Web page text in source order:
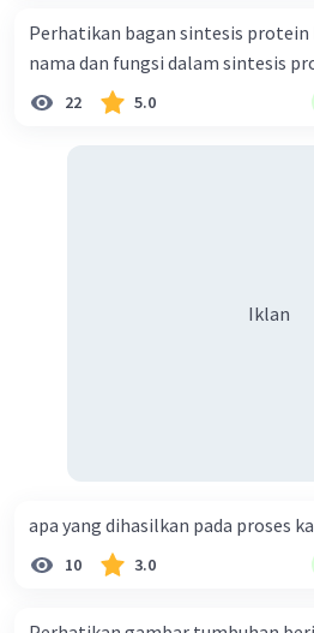
Perhatikan bagan sintesis protein berikut!
nama dan fungsi dalam sintesis
22 5.0
Iklan
apa yang dihasilkan pada proses
10 3.0